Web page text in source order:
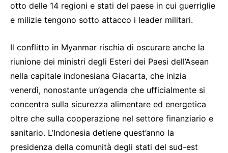
otto delle 14 regioni e stati del paese in cui guerriglie
e milizie tengono sotto attacco i leader militari.
Il conflitto in Myanmar rischia di oscurare anche la
riunione dei ministri degli Esteri dei Paesi dell’Asean
nella capitale indonesiana Giacarta, che inizia
venerdì, nonostante un’agenda che ufficialmente si
concentra sulla sicurezza alimentare ed energetica
oltre che sulla cooperazione nel settore finanziario e
sanitario. L’Indonesia detiene quest’anno la
presidenza della comunità degli stati del sud-est